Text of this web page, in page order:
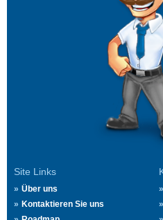
Site Links
Über uns
Kontaktieren Sie uns